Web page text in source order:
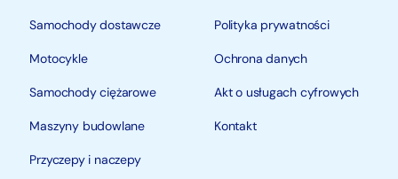
Samochody dostawcze
Motocykle
Samochody ciężarowe
Maszyny budowlane
Przyczepy i naczepy
Polityka prywatności
Ochrona danych
Akt o usługach cyfrowych
Kontakt